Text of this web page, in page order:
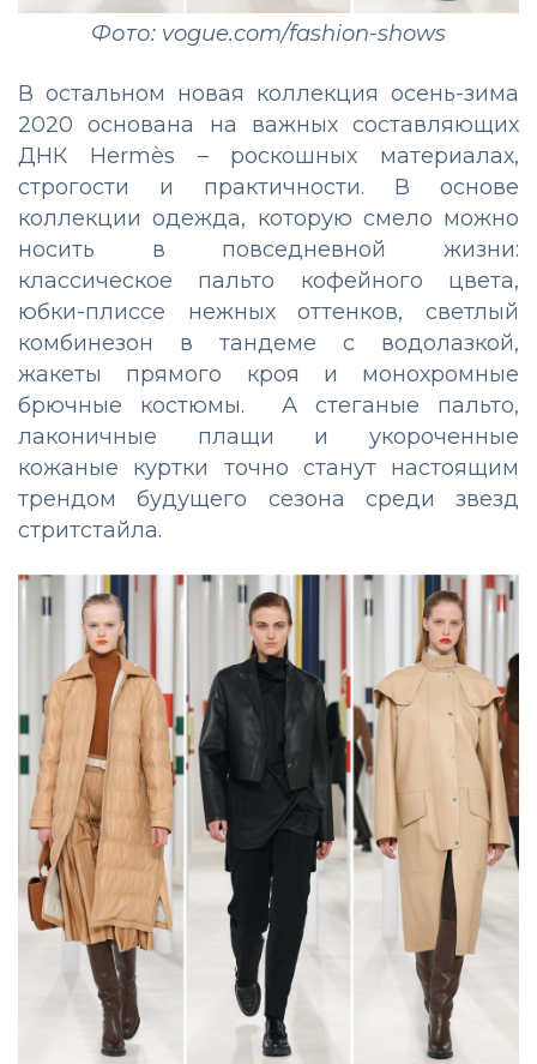
Фото: vogue.com/fashion-shows
В остальном новая коллекция осень-зима
2020 основана на важных составляющих
ДНК Hermès – роскошных материалах,
строгости и практичности. В основе
коллекции одежда, которую смело можно
носить в повседневной жизни:
классическое пальто кофейного цвета,
юбки-плиссе нежных оттенков, светлый
комбинезон в тандеме с водолазкой,
жакеты прямого кроя и монохромные
брючные костюмы. А стеганые пальто,
лаконичные плащи и укороченные
кожаные куртки точно станут настоящим
трендом будущего сезона среди звезд
стритстайла.